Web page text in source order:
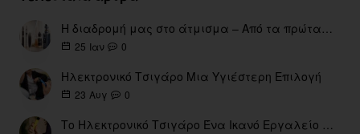
Η διαδρομή μας στο άτμισμα – Από τα πρώτα eGo έως τη σύγχρονη εποχή
25 Ιαν 0
Ηλεκτρονικό Τσιγάρο Μια Υγιέστερη Επιλογή
23 Αυγ 0
Το Ηλεκτρονικό Τσιγάρο Ένα Ικανό Εργαλείο για τη Διακοπή του Καπνίσματος